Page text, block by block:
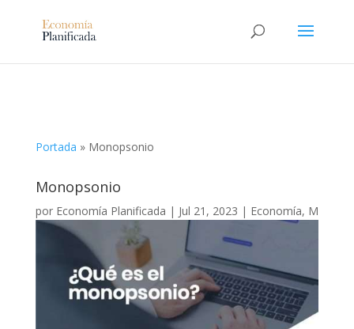
Portada » Monopsonio
Monopsonio
por Economía Planificada | Jul 21, 2023 | Economía, M